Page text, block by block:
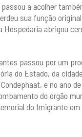
a acolher
sua função
abrigou
passou por um
do Estado, da
e no ano
do órgão
do Imigrante